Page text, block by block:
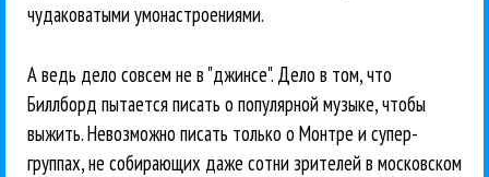
чудаковатыми умонастроениями.
А ведь дело совсем не в "джинсе". Дело в том, что
Биллборд пытается писать о популярной музыке, чтобы
выжить. Невозможно писать только о Монтре и супер-
группах, не собирающих даже сотни зрителей в московском